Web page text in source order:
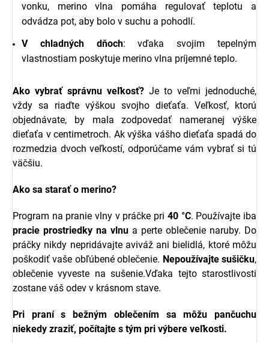
vonku, merino vlna pomáha regulovať teplotu a
odvádza pot, aby bolo v suchu a pohodlí.
V chladných dňoch: vďaka svojim tepelným
vlastnostiam poskytuje merino vlna príjemné teplo.
Ako vybrať správnu veľkosť? Je to veľmi jednoduché,
vždy sa riaďte výškou svojho dieťaťa. Veľkosť, ktorú
objednávate, by mala zodpovedať nameranej výške
dieťaťa v centimetroch. Ak výška vášho dieťaťa spadá do
rozmedzia dvoch veľkostí, odporúčame vám vybrať si tú
väčšiu.
Ako sa starať o merino?
Program na pranie vlny v práčke pri 40 °C. Používajte iba
pracie prostriedky na vlnu a perte oblečenie naruby. Do
práčky nikdy nepridávajte aviváž ani bielidlá, ktoré môžu
poškodiť vaše obľúbené oblečenie. Nepoužívajte sušičku,
oblečenie vyveste na sušenie.Vďaka tejto starostlivosti
zostane váš odev v krásnom stave.
Pri praní s bežným oblečením sa môžu pančuchu
niekedy zraziť, počítajte s tým pri výbere veľkosti.